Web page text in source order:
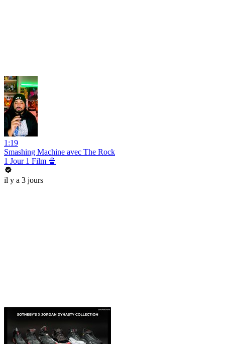
1:19
Smashing Machine avec The Rock
1 Jour 1 Film 🍿
il y a 3 jours